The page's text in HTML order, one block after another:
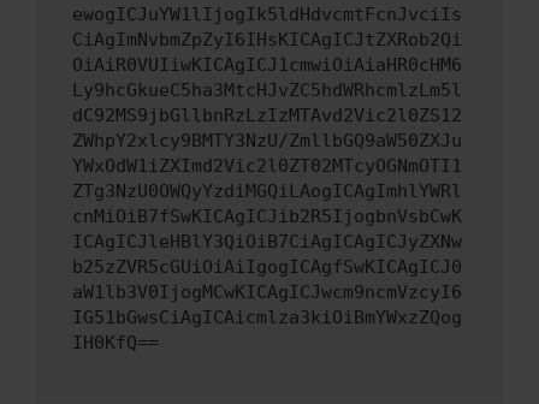
ewogICJuYW1lIjogIk5ldHdvcmtFcnJvciIs
CiAgImNvbmZpZyI6IHsKICAgICJtZXRob2Qi
OiAiR0VUIiwKICAgICJ1cmwiOiAiaHR0cHM6
Ly9hcGkueC5ha3MtcHJvZC5hdWRhcmlzLm5l
dC92MS9jbGllbnRzLzIzMTAvd2Vic2l0ZS12
ZWhpY2xlcy9BMTY3NzU/ZmllbGQ9aW50ZXJu
YWxOdW1iZXImd2Vic2l0ZT02MTcyOGNmOTI1
ZTg3NzU0OWQyYzdiMGQiLAogICAgImhlYWRl
cnMiOiB7fSwKICAgICJib2R5IjogbnVsbCwK
ICAgICJleHBlY3QiOiB7CiAgICAgICJyZXNw
b25zZVR5cGUiOiAiIgogICAgfSwKICAgICJ0
aW1lb3V0IjogMCwKICAgICJwcm9ncmVzcyI6
IG51bGwsCiAgICAicmlza3kiOiBmYWxzZQog
IH0KfQ==